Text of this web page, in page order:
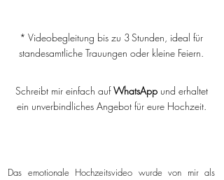
* Videobegleitung bis zu 3 Stunden, ideal für
standesamtliche Trauungen oder kleine Feiern.
Schreibt mir einfach aufWhatsAppund erhaltet
ein unverbindliches Angebot für eure Hochzeit.
Das emotionale Hochzeitsvideo wurde von mir als